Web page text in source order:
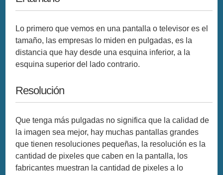
Lo primero que vemos en una pantalla o televisor es el
tamaño, las empresas lo miden en pulgadas, es la
distancia que hay desde una esquina inferior, a la
esquina superior del lado contrario.
Resolución
Que tenga más pulgadas no significa que la calidad de
la imagen sea mejor, hay muchas pantallas grandes
que tienen resoluciones pequeñas, la resolución es la
cantidad de pixeles que caben en la pantalla, los
fabricantes muestran la cantidad de pixeles a lo